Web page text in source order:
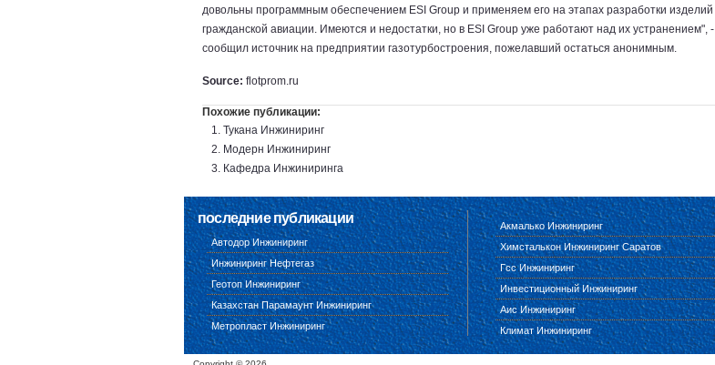
довольны программным обеспечением ESI Group и применяем его на этапах разработки изделий
гражданской авиации. Имеются и недостатки, но в ESI Group уже работают над их устранением", -
сообщил источник на предприятии газотурбостроения, пожелавший остаться анонимным.
Source: flotprom.ru
Похожие публикации:
Тукана Инжиниринг
Модерн Инжиниринг
Кафедра Инжиниринга
последние публикации
Автодор Инжиниринг
Инжиниринг Нефтегаз
Геотоп Инжиниринг
Казахстан Парамаунт Инжиниринг
Метропласт Инжиниринг
Акмалько Инжиниринг
Химсталькон Инжиниринг Саратов
Гсс Инжиниринг
Инвестиционный Инжиниринг
Аис Инжиниринг
Климат Инжиниринг